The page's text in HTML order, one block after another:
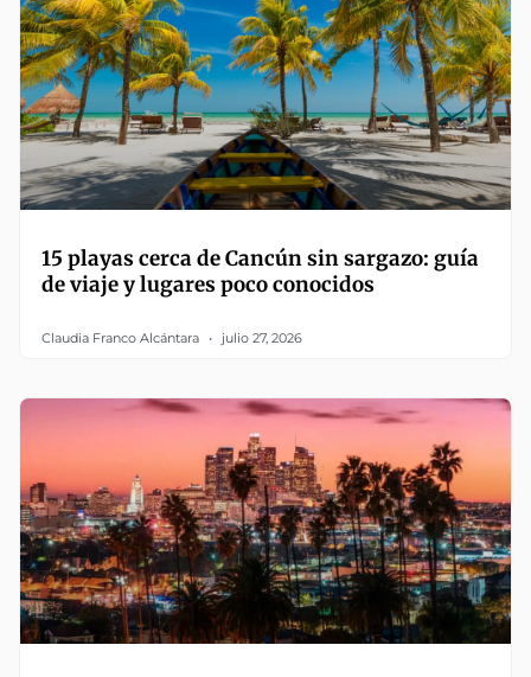
15 playas cerca de Cancún sin sargazo: guía
de viaje y lugares poco conocidos
Claudia Franco Alcántara julio 27, 2026